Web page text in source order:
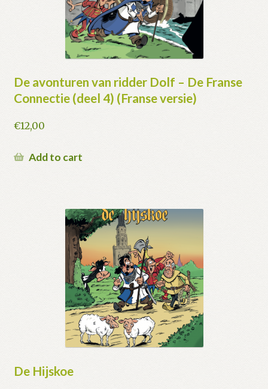
De avonturen van ridder Dolf – De Franse
Connectie (deel 4) (Franse versie)
€12,00
Add to cart
De Hijskoe